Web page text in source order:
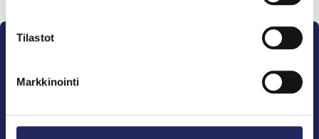
Tilastot
Markkinointi